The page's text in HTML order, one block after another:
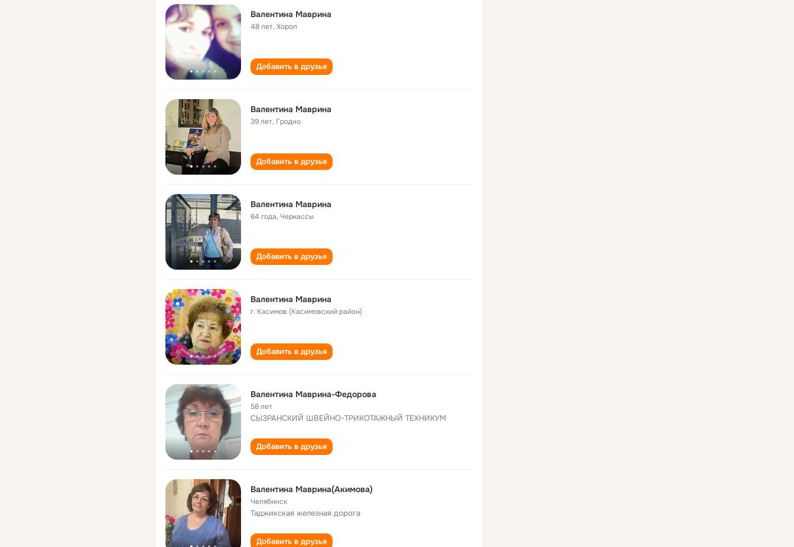
Валентина Маврина
48 лет,Хорол
Добавить в друзья
Валентина Маврина
39 лет, Гродно
Добавить в друзья
Валентина Маврина
64 года,Черкассы
Добавить в друзья
Валентина Маврина
г. Касимов (Касимовский район)
Добавить в друзья
Валентина Маврина-Федорова
58 лет
СЫЗРАНСКИЙ ШВЕЙНО-ТРИКОТАЖНЫЙ ТЕХНИКУМ
Добавить в друзья
Валентина Маврина(Акимова)
Челябинск
Таджикская железная дорога
Добавить в друзья